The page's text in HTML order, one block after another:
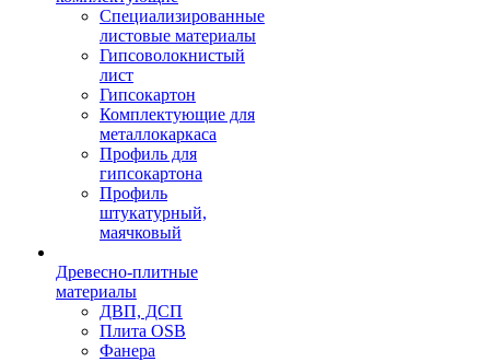
Специализированные
листовые материалы
Гипсоволокнистый
лист
Гипсокартон
Комплектующие для
металлокаркаса
Профиль для
гипсокартона
Профиль
штукатурный,
маячковый
Древесно-плитные
материалы
ДВП, ДСП
Плита OSB
Фанера